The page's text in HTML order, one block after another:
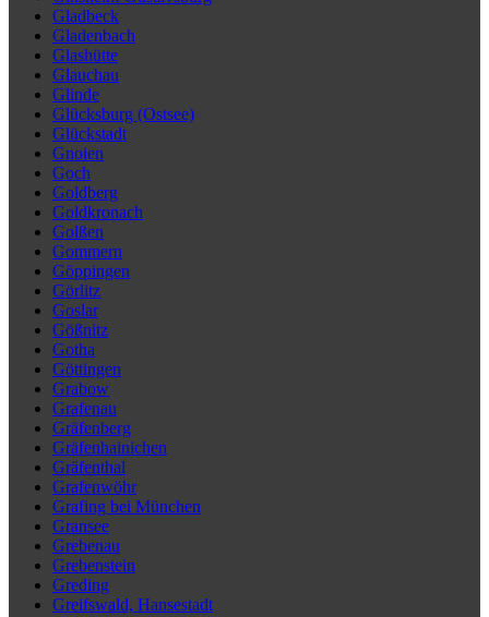
Gladbeck
Gladenbach
Glashütte
Glauchau
Glinde
Glücksburg (Ostsee)
Glückstadt
Gnoien
Goch
Goldberg
Goldkronach
Golßen
Gommern
Göppingen
Görlitz
Goslar
Gößnitz
Gotha
Göttingen
Grabow
Grafenau
Gräfenberg
Gräfenhainichen
Gräfenthal
Grafenwöhr
Grafing bei München
Gransee
Grebenau
Grebenstein
Greding
Greifswald, Hansestadt